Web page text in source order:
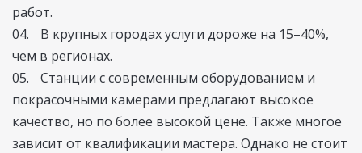
работ.
В крупных городах услуги дороже на 15–40%,
чем в регионах.
Станции с современным оборудованием и
покрасочными камерами предлагают высокое
качество, но по более высокой цене. Также многое
зависит от квалификации мастера. Однако не стоит